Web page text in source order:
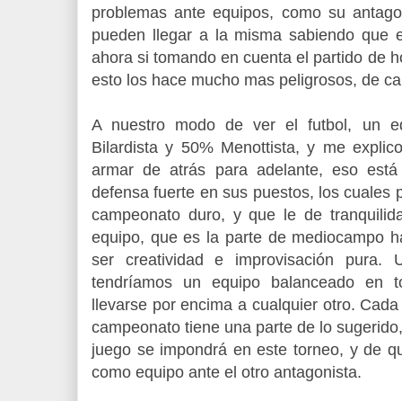
problemas ante equipos, como su
pueden llegar a la misma sabiendo que
ahora si tomando en cuenta el partido de
esto los hace mucho mas peligrosos, de
A nuestro modo de ver el futbol, un
Bilardista y 50% Menottista, y me
armar de atrás para adelante, eso
defensa fuerte en sus puestos, los cuales
campeonato duro, y que le de
equipo, que es la parte de mediocampo
ser creatividad e improvisación pura.
tendríamos un equipo balanceado en
llevarse por encima a cualquier otro.
campeonato tiene una parte de lo
juego se impondrá en este torneo, y de
como equipo ante el otro antagonista.